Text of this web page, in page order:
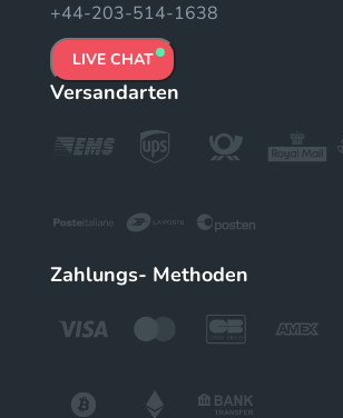
+44-203-514-1638
LIVE CHAT
Versandarten
Zahlungs- Methoden